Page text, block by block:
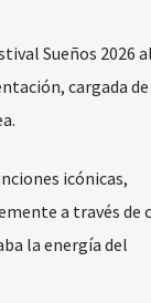
Sueños 2026
cargada
icónicas,
a través de
la energía del